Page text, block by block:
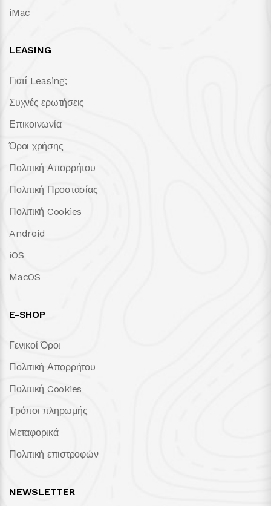
iMac
LEASING
Γιατί Leasing;
Συχνές ερωτήσεις
Επικοινωνία
Όροι χρήσης
Πολιτική Απορρήτου
Πολιτική Προστασίας
Πολιτική Cookies
Android
iOS
MacOS
E-SHOP
Γενικοί Όροι
Πολιτική Απορρήτου
Πολιτική Cookies
Τρόποι πληρωμής
Μεταφορικά
Πολιτική επιστροφών
NEWSLETTER